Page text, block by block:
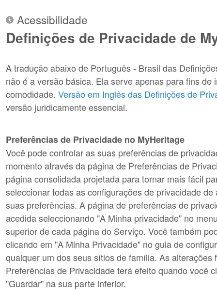
Acessibilidade
Definições de Privacidade de
A tradução abaixo de Português - Brasil das
não é a versão básica. Ela serve apenas para fins de
comodidade. Versão em Inglês das Definições de
versão juridicamente essencial.
Preferências de Privacidade no MyHeritage
Você pode controlar as suas preferências de
momento através da página de Preferências de
página consolidada projetada para tornar mais fácil
seleccionar todas as configurações de privacidade de
suas preferências. A página de preferências de
acedida seleccionando "A Minha privacidade" no
superior de cada página do Serviço. Você também
clicando em "A Minha Privacidade" no guia de
qualquer um dos seus sítios de família. As alterações
Preferências de Privacidade terá efeito quando você
"Guardar" na sua parte inferior.